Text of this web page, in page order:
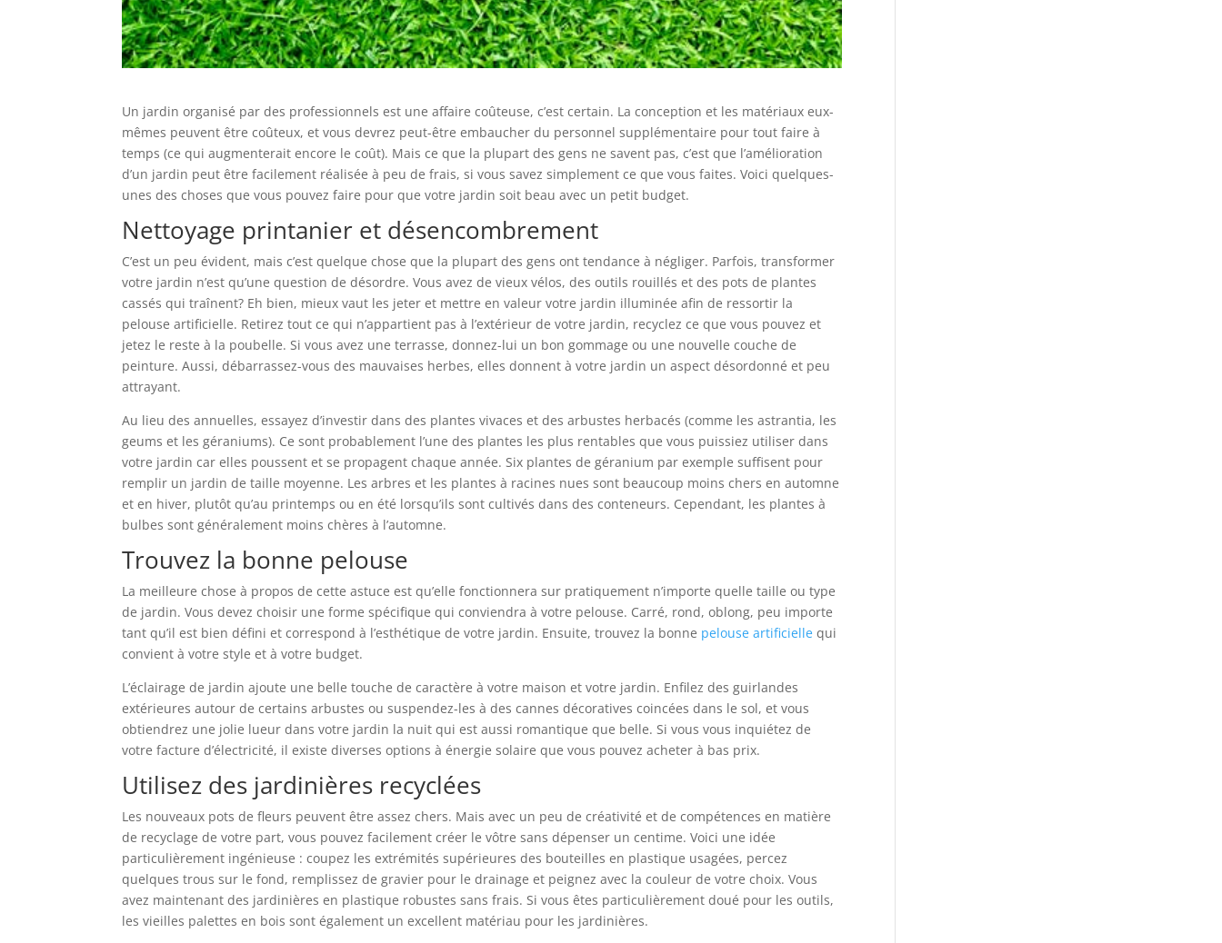
Un jardin organisé par des professionnels est une affaire coûteuse, c’est certain. La conception et les matériaux eux-
mêmes peuvent être coûteux, et vous devrez peut-être embaucher du personnel supplémentaire pour tout faire à
temps (ce qui augmenterait encore le coût). Mais ce que la plupart des gens ne savent pas, c’est que l’amélioration
d’un jardin peut être facilement réalisée à peu de frais, si vous savez simplement ce que vous faites. Voici quelques-
unes des choses que vous pouvez faire pour que votre jardin soit beau avec un petit budget.
Nettoyage printanier et désencombrement
C’est un peu évident, mais c’est quelque chose que la plupart des gens ont tendance à négliger. Parfois, transformer
votre jardin n’est qu’une question de désordre. Vous avez de vieux vélos, des outils rouillés et des pots de plantes
cassés qui traînent? Eh bien, mieux vaut les jeter et mettre en valeur votre jardin illuminée afin de ressortir la
pelouse artificielle. Retirez tout ce qui n’appartient pas à l’extérieur de votre jardin, recyclez ce que vous pouvez et
jetez le reste à la poubelle. Si vous avez une terrasse, donnez-lui un bon gommage ou une nouvelle couche de
peinture. Aussi, débarrassez-vous des mauvaises herbes, elles donnent à votre jardin un aspect désordonné et peu
attrayant.
Au lieu des annuelles, essayez d’investir dans des plantes vivaces et des arbustes herbacés (comme les astrantia, les
geums et les géraniums). Ce sont probablement l’une des plantes les plus rentables que vous puissiez utiliser dans
votre jardin car elles poussent et se propagent chaque année. Six plantes de géranium par exemple suffisent pour
remplir un jardin de taille moyenne. Les arbres et les plantes à racines nues sont beaucoup moins chers en automne
et en hiver, plutôt qu’au printemps ou en été lorsqu’ils sont cultivés dans des conteneurs. Cependant, les plantes à
bulbes sont généralement moins chères à l’automne.
Trouvez la bonne pelouse
La meilleure chose à propos de cette astuce est qu’elle fonctionnera sur pratiquement n’importe quelle taille ou type
de jardin. Vous devez choisir une forme spécifique qui conviendra à votre pelouse. Carré, rond, oblong, peu importe
tant qu’il est bien défini et correspond à l’esthétique de votre jardin. Ensuite, trouvez la bonne pelouse artificielle qui
convient à votre style et à votre budget.
L’éclairage de jardin ajoute une belle touche de caractère à votre maison et votre jardin. Enfilez des guirlandes
extérieures autour de certains arbustes ou suspendez-les à des cannes décoratives coincées dans le sol, et vous
obtiendrez une jolie lueur dans votre jardin la nuit qui est aussi romantique que belle. Si vous vous inquiétez de
votre facture d’électricité, il existe diverses options à énergie solaire que vous pouvez acheter à bas prix.
Utilisez des jardinières recyclées
Les nouveaux pots de fleurs peuvent être assez chers. Mais avec un peu de créativité et de compétences en matière
de recyclage de votre part, vous pouvez facilement créer le vôtre sans dépenser un centime. Voici une idée
particulièrement ingénieuse : coupez les extrémités supérieures des bouteilles en plastique usagées, percez
quelques trous sur le fond, remplissez de gravier pour le drainage et peignez avec la couleur de votre choix. Vous
avez maintenant des jardinières en plastique robustes sans frais. Si vous êtes particulièrement doué pour les outils,
les vieilles palettes en bois sont également un excellent matériau pour les jardinières.